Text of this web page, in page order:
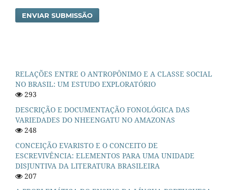
ENVIAR SUBMISSÃO
RELAÇÕES ENTRE O ANTROPÔNIMO E A CLASSE SOCIAL
NO BRASIL: UM ESTUDO EXPLORATÓRIO
293
DESCRIÇÃO E DOCUMENTAÇÃO FONOLÓGICA DAS
VARIEDADES DO NHEENGATU NO AMAZONAS
248
CONCEIÇÃO EVARISTO E O CONCEITO DE
ESCREVIVÊNCIA: ELEMENTOS PARA UMA UNIDADE
DISJUNTIVA DA LITERATURA BRASILEIRA
207